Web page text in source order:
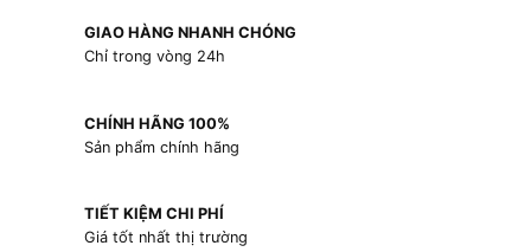
GIAO HÀNG NHANH CHÓNG
Chỉ trong vòng 24h
CHÍNH HÃNG 100%
Sản phẩm chính hãng
TIẾT KIỆM CHI PHÍ
Giá tốt nhất thị trường